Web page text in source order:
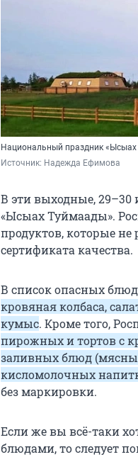
Национальный праздник
Источник: Надежда Ефимова
В эти выходные,
«Ысыах Туймаады».
продуктов, которые не
сертификата качества.
В список опасных
кровяная колбаса,
кумыс. Кроме того,
пирожных и тортов с
заливных блюд
кисломолочных
без маркировки.
Если же вы всё-таки
блюдами, то следует